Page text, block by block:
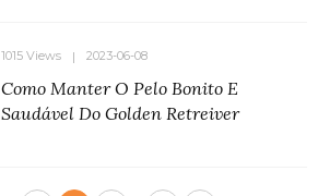
1015 Views 2023-06-08
Como Manter O Pelo Bonito E
Saudável Do Golden Retreiver